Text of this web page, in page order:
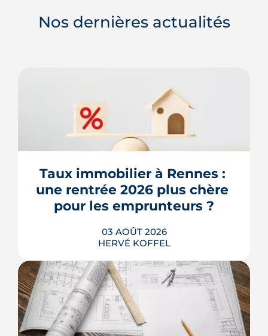
Nos dernières actualités
Taux immobilier à Rennes :
une rentrée 2026 plus chère
pour les emprunteurs ?
03 AOÛT 2026
HERVÉ KOFFEL
Les taux de crédit se sont stabilisés cet
été, mais au-dessus de leur niveau du